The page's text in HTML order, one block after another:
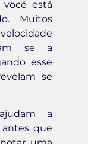
está
Muitos
se a
esse
se
a
que